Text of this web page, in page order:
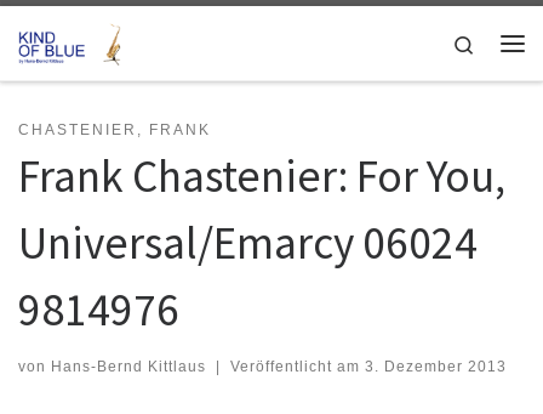
Zum Inhalt springen
Search
CHASTENIER, FRANK
Frank Chastenier: For You,
Universal/Emarcy 06024
9814976
von Hans-Bernd Kittlaus Veröffentlicht am 3. Dezember 2013